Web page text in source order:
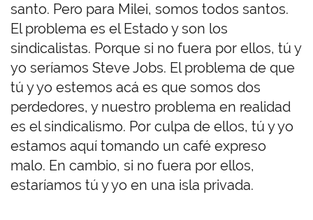
santo. Pero para Milei, somos todos santos.
El problema es el Estado y son los
sindicalistas. Porque si no fuera por ellos, tú y
yo seríamos Steve Jobs. El problema de que
tú y yo estemos acá es que somos dos
perdedores, y nuestro problema en realidad
es el sindicalismo. Por culpa de ellos, tú y yo
estamos aquí tomando un café expreso
malo. En cambio, si no fuera por ellos,
estaríamos tú y yo en una isla privada.